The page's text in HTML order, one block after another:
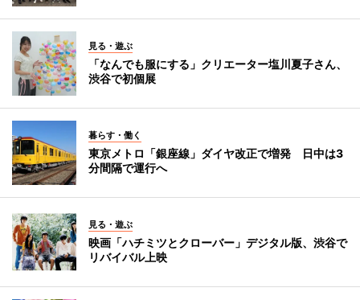
見る・遊ぶ
「なんでも服にする」クリエーター塩川夏子さん、
渋谷で初個展
暮らす・働く
東京メトロ「銀座線」ダイヤ改正で増発 日中は3
分間隔で運行へ
見る・遊ぶ
映画「ハチミツとクローバー」デジタル版、渋谷で
リバイバル上映